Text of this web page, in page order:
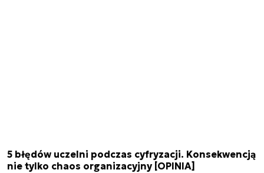
5 błędów uczelni podczas cyfryzacji. Konsekwencją
nie tylko chaos organizacyjny [OPINIA]